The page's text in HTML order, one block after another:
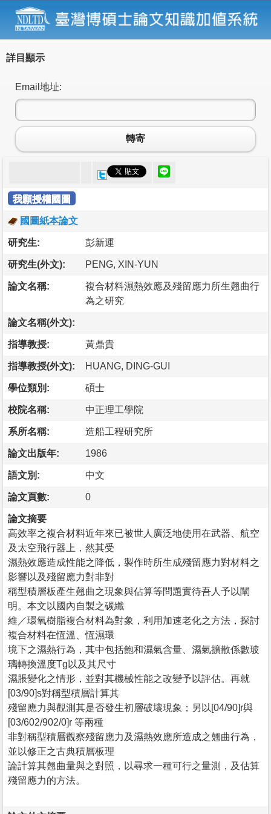
詳目顯示
Email地址:
轉寄
我願授權國圖
國圖紙本論文
研究生: 彭新運
研究生(外文): PENG, XIN-YUN
論文名稱:
複合材料濕熱效應及殘留應力所生翹曲行
為之研究
論文名稱(外文):
指導教授: 黃鼎貴
指導教授(外文): HUANG, DING-GUI
學位類別: 碩士
校院名稱: 中正理工學院
系所名稱: 造船工程研究所
論文出版年: 1986
語文別: 中文
論文頁數: 0
論文摘要
高效率之複合材料近年來已被世人廣泛地使用在武器、航空
及太空飛行器上，然其受
濕熱效應造成性能之降低，製作時所生成殘留應力對材料之
影響以及殘留應力對非對
稱型積層板產生翹曲之現象與佔算等問題實待吾人予以闡
明。本文以國內自製之碳纖
維／環氧樹脂複合材料為對象，利用加速老化之方法，探討
複合材料在恆溫、恆濕環
境下之濕熱行為，其中包括飽和濕氣含量、濕氣擴散係數玻
璃轉換溫度Tg以及其尺寸
濕脹變化之情形，並對其機械性能之改變予以評估。再就
[03/90]s對稱型積層計算其
殘留應力與觀測其是否發生初層破壞現象；另以[04/90]r與
[03/602/902/0]r 等兩種
非對稱型積層觀察殘留應力及濕熱效應所造成之翹曲行為，
並以修正之古典積層板理
論計算其翹曲量與之對照，以尋求一種可行之量測，及估算
殘留應力的方法。